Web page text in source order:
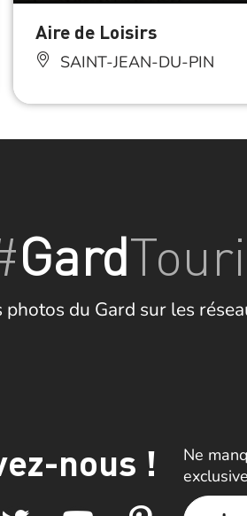
Aire de Loisirs
SAINT-JEAN-DU-PIN
Gard
du Gard sur les
nous !
Ne